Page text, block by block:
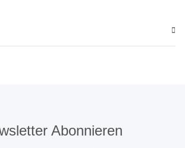
Abonnieren